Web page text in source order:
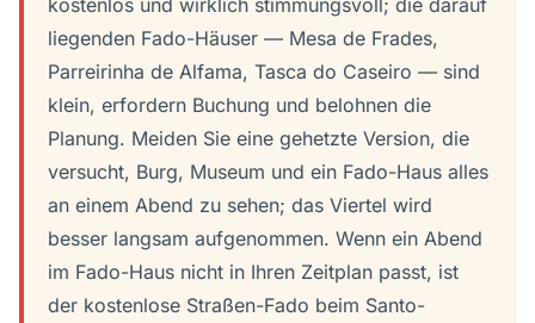
kostenlos und wirklich stimmungsvoll; die darauf
liegenden Fado-Häuser — Mesa de Frades,
Parreirinha de Alfama, Tasca do Caseiro — sind
klein, erfordern Buchung und belohnen die
Planung. Meiden Sie eine gehetzte Version, die
versucht, Burg, Museum und ein Fado-Haus alles
an einem Abend zu sehen; das Viertel wird
besser langsam aufgenommen. Wenn ein Abend
im Fado-Haus nicht in Ihren Zeitplan passt, ist
der kostenlose Straßen-Fado beim Santo-